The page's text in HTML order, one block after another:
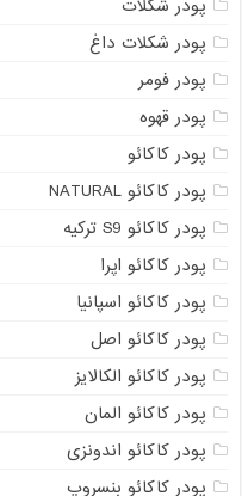
پودر شکلات
پودر شکلات داغ
پودر فومر
پودر قهوه
پودر کاکائو
پودر کاکائو NATURAL
پودر کاکائو S9 ترکیه
پودر کاکائو اپرا
پودر کاکائو اسپانیا
پودر کاکائو اصل
پودر کاکائو الکالایز
پودر کاکائو المان
پودر کاکائو اندونزی
پودر کاکائو بنسروپ